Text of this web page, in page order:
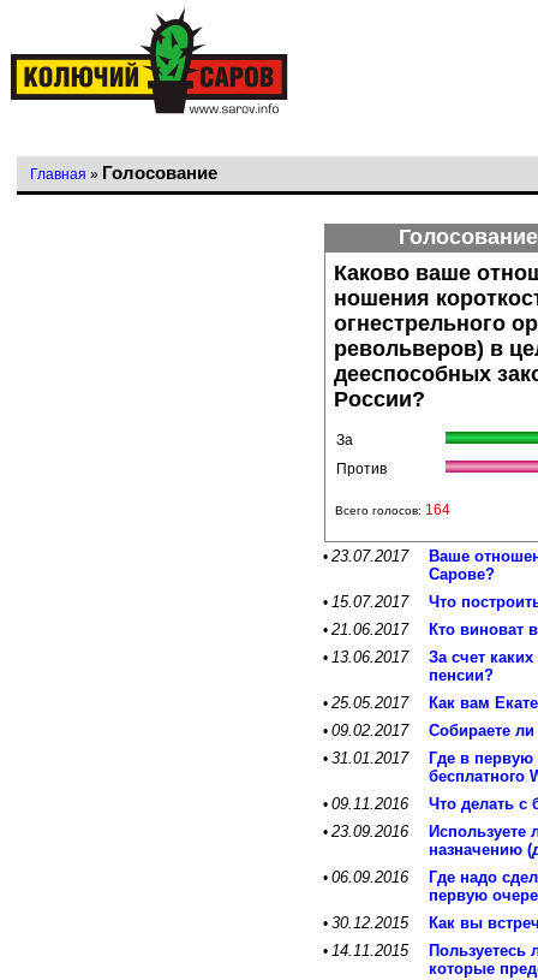
Главная » Голосование
Каково ваше
ношения
огнестрельного
револьверов) в
дееспособных
России?
За
Против
Всего голосов: 164
• 23.07.2017
Ваше
Сарове?
• 15.07.2017 Что
• 21.06.2017 Кто виноват
• 13.06.2017
За счет
пенсии?
• 25.05.2017 Как вам
• 09.02.2017 Собираете
• 31.01.2017
Где в первую
бесплатного
• 09.11.2016 Что делать с
• 23.09.2016
назначению
• 06.09.2016
Где надо
первую
• 30.12.2015 Как вы
• 14.11.2015
Пользуетесь
которые